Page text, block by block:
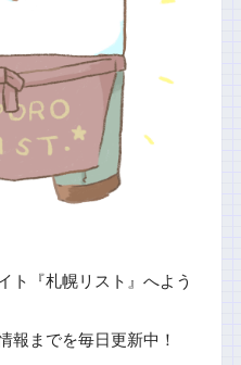
ト『札幌リスト』へよう
報までを毎日更新中！